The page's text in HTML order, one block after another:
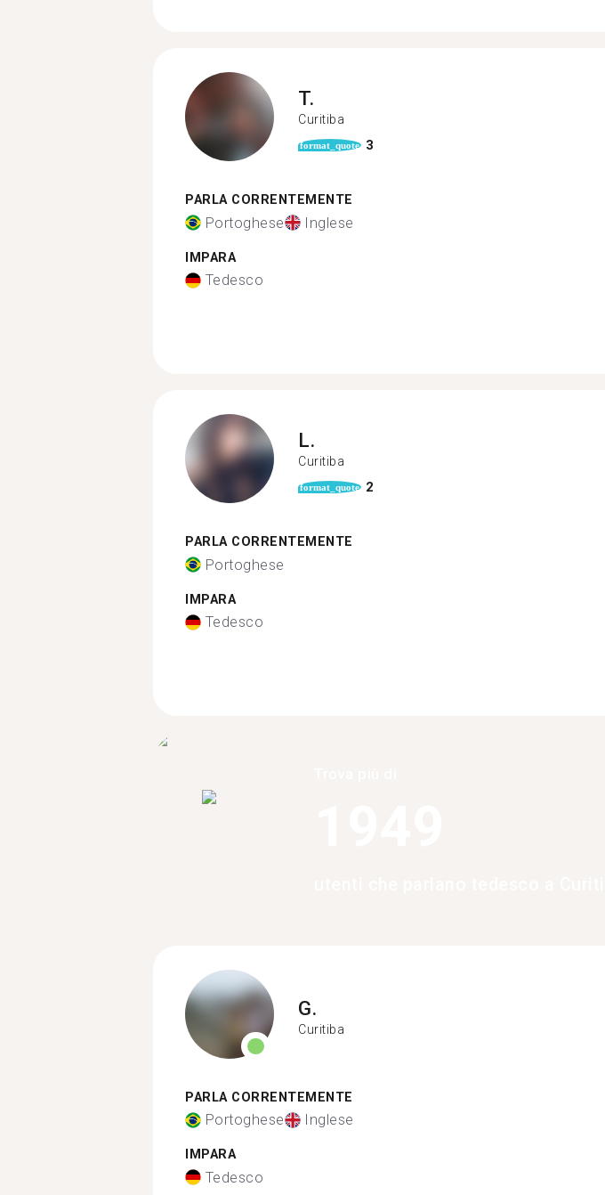
T.
Curitiba
format_quote 3
PARLA CORRENTEMENTE
Portoghese Inglese
IMPARA
Tedesco
L.
Curitiba
format_quote 2
PARLA CORRENTEMENTE
Portoghese
IMPARA
Tedesco
G.
Curitiba
PARLA CORRENTEMENTE
Portoghese Inglese
IMPARA
Tedesco